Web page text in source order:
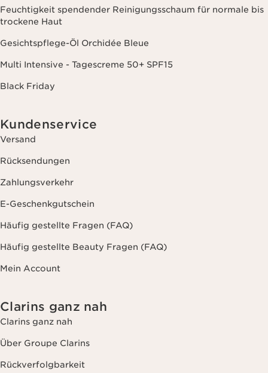
Feuchtigkeit spendender Reinigungsschaum für normale bis
trockene Haut
Gesichtspflege-Öl Orchidée Bleue
Multi Intensive - Tagescreme 50+ SPF15
Black Friday
Kundenservice
Versand
Rücksendungen
Zahlungsverkehr
E-Geschenkgutschein
Häufig gestellte Fragen (FAQ)
Häufig gestellte Beauty Fragen (FAQ)
Mein Account
Clarins ganz nah
Clarins ganz nah
Über Groupe Clarins
Rückverfolgbarkeit